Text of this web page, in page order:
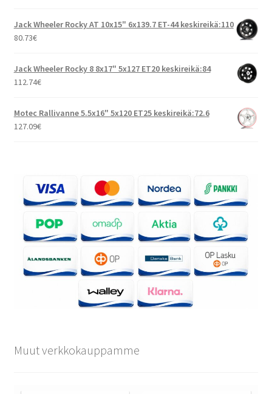
Jack Wheeler Rocky AT 10x15" 6x139.7 ET-44 keskireikä:110
80.73€
Jack Wheeler Rocky 8 8x17" 5x127 ET20 keskireikä:84
112.74€
Motec Rallivanne 5.5x16" 5x120 ET25 keskireikä:72.6
127.09€
Muut verkkokauppamme